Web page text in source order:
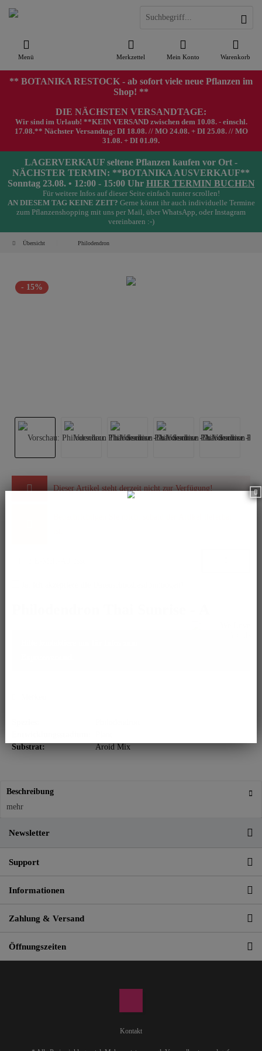
Menü Warenkorb
Merkzettel Mein Konto
** BOTANIKA RESTOCK - ab sofort viele neue Pflanzen im
Shop! **
DIE NÄCHSTEN VERSANDTAGE:
Wir sind im Urlaub! **KEIN VERSAND zwischen dem 10.08. - einschl.
17.08.** Nächster Versandtag: DI 18.08. // MO 24.08. + DI 25.08. // MO
31.08. + DI 01.09.
LAGERVERKAUF seltene Pflanzen kaufen vor Ort -
NÄCHSTER TERMIN: **BOTANIKA AUSVERKAUF**
Sonntag 23.08. • 12:00 - 15:00 Uhr HIER TERMIN BUCHEN
Für weitere Infos auf dieser Seite einfach runter scrollen!
AN DIESEM TAG KEINE ZEIT? Gerne könnt ihr auch individuelle Termine
zum Pflanzenshopping mit uns per Mail, über WhatsApp, oder Instagram
vereinbaren :-)
Übersicht Philodendron
- 15%
Dieser Artikel steht derzeit nicht zur Verfügung!
Substrat:
Aroid Mix
Beschreibung
mehr
Newsletter
Support
Informationen
Zahlung & Versand
Öffnungszeiten
Kontakt